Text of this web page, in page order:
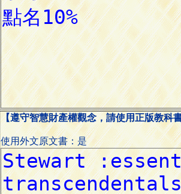
【遵守智慧財產權觀念，請使用正版教科
使用外文原文書：是